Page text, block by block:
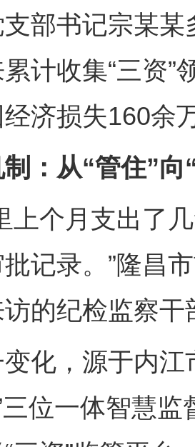
支部书记宗某
计收集“三资
济损失160余
从“管住”向“
个月支出了几
记录。”隆昌
的纪检监察干
，源于内江
位一体智慧